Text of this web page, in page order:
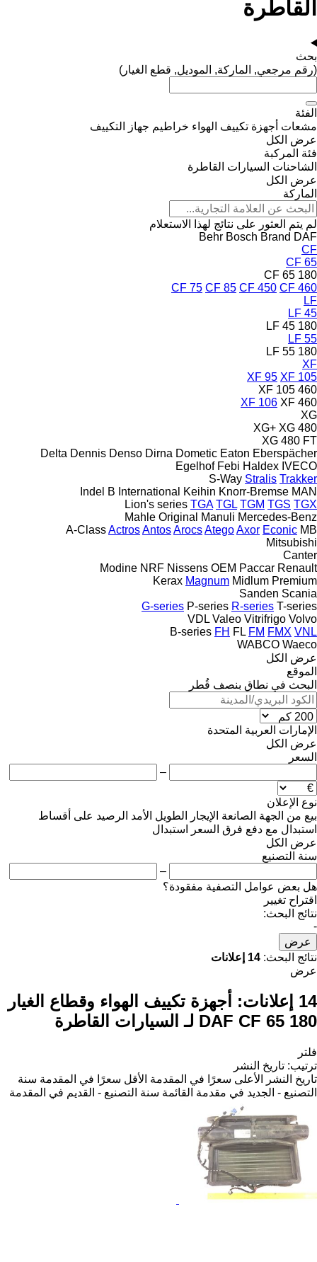
القاطرة
بحث
(رقم مرجعي, الماركة, الموديل, قطع الغيار)
الفئة
مشعات أجهزة تكييف الهواء خراطيم جهاز التكييف
عرض الكل
فئة المركبة
الشاحنات السيارات القاطرة
عرض الكل
الماركة
لم يتم العثور على نتائج لهذا الاستعلام
Behr Bosch Brand DAF
CF
CF 65
CF 65 180
CF 75 CF 85 CF 450 CF 460
LF
LF 45
LF 45 180
LF 55
LF 55 180
XF
XF 95 XF 105
XF 105 460
XF 106 XF 460
XG
XG+ XG 480
XG 480 FT
Delta Dennis Denso Dirna Dometic Eaton Eberspächer
Egelhof Febi Haldex IVECO
S-Way Stralis Trakker
Indel B International Keihin Knorr-Bremse MAN
Lion's series TGA TGL TGM TGS TGX
Mahle Original
Manuli Mercedes-Benz
A-ClassActrosAntosArocsAtegoAxor Econic MB
Mitsubishi
Canter
Modine NRF Nissens OEM Paccar Renault
Kerax Magnum Midlum Premium
Sanden Scania
G-series P-series R-series T-series
VDL Valeo Vitrifrigo Volvo
B-series FH FL FM FMX VNL
WABCO Waeco
عرض الكل
الموقع
البحث في نطاق بنصف قُطر
الإمارات العربية المتحدة
عرض الكل
السعر
–
نوع الإعلان
بيع من الجهة الصانعة الإيجار الطويل الأمد الرصيد على أقساط
استبدال مع دفع فرق السعر
استبدال
عرض الكل
سنة التصنيع
–
هل بعض عوامل التصفية مفقودة؟
اقتراح تغيير
نتائج البحث:
-
عرض
نتائج البحث: 14 إعلانات
عرض
14 إعلانات:
أجهزة تكييف الهواء وقطاع الغيار
DAF CF 65 180 لـ السيارات القاطرة
فلتر
ترتيب: تاريخ النشر
تاريخ النشر
الأعلى سعرًا في المقدمة الأقل سعرًا في المقدمة سنة
التصنيع - الجديد في مقدمة القائمة سنة التصنيع - القديم في المقدمة